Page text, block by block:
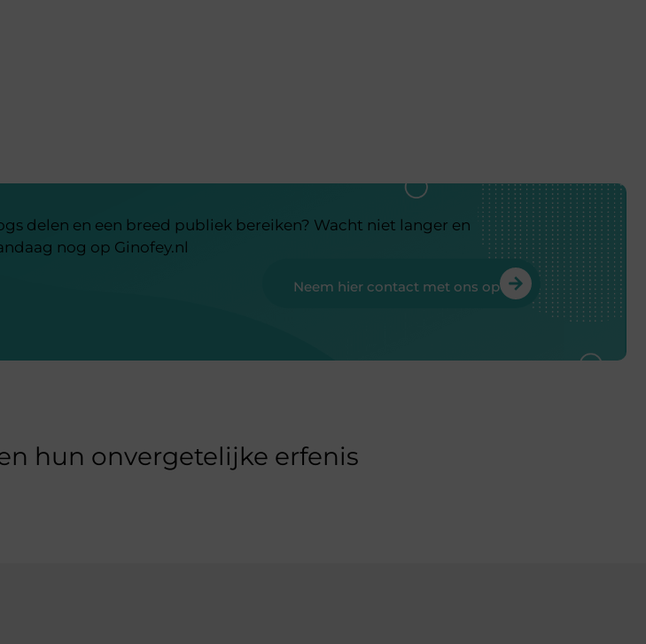
delen en een breed publiek bereiken? Wacht niet langer en
nog op Ginofey.nl
Neem hier contact met ons op
hun onvergetelijke erfenis